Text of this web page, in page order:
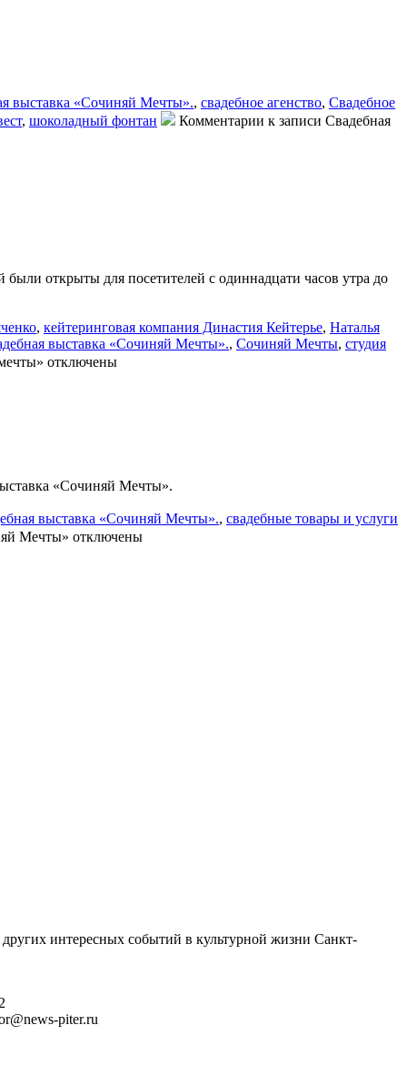
выставка «Сочиняй Мечты»., свадебное агенство, Свадебное
, шоколадный фонтан Комментарии к записи Свадебная
были открыты для посетителей с одиннадцати часов утра до
, кейтеринговая компания Династия Кейтерье, Наталья
выставка «Сочиняй Мечты»., Сочиняй Мечты, студия
отключены
«Сочиняй Мечты».
выставка «Сочиняй Мечты»., свадебные товары и услуги
Мечты» отключены
интересных событий в культурной жизни Санкт-
piter.ru